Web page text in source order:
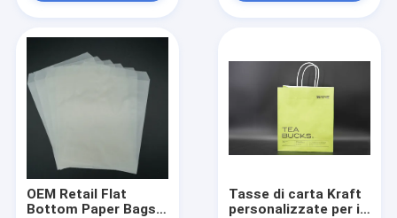
OEM Retail Flat
Bottom Paper Bags
Tasse di carta Kraft
personalizzate per il